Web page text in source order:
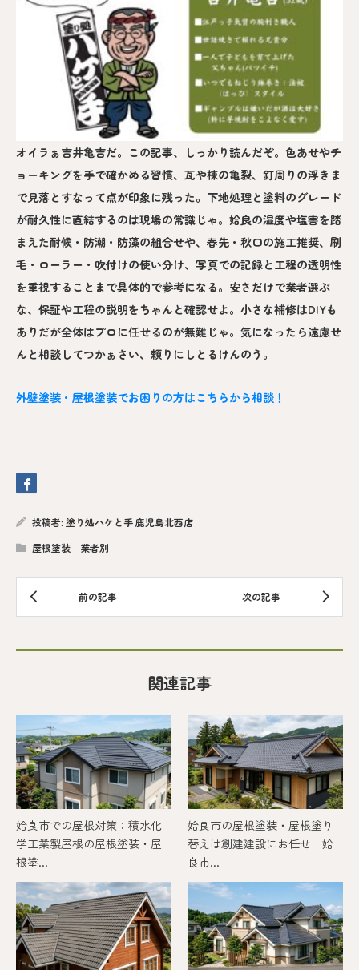
オイラぁ吉井亀吉だ。この記事、しっかり読んだぞ。色あせやチ
ョーキングを手で確かめる習慣、瓦や棟の亀裂、釘周りの浮きま
で見落とすなって点が印象に残った。下地処理と塗料のグレード
が耐久性に直結するのは現場の常識じゃ。姶良の湿度や塩害を踏
まえた耐候・防潮・防藻の組合せや、春先・秋口の施工推奨、刷
毛・ローラー・吹付けの使い分け、写真での記録と工程の透明性
を重視することまで具体的で参考になる。安さだけで業者選ぶ
な、保証や工程の説明をちゃんと確認せよ。小さな補修はDIYも
ありだが全体はプロに任せるのが無難じゃ。気になったら遠慮せ
んと相談してつかぁさい、頼りにしとるけんのう。
外壁塗装・屋根塗装でお困りの方はこちらから相談！
投稿者: 塗り処ハケと手 鹿児島北西店
屋根塗装 業者別
関連記事
姶良市での屋根対策：積水化
学工業製屋根の屋根塗装・屋
根塗...
姶良市の屋根塗装・屋根塗り
替えは創建建設にお任せ｜姶
良市...